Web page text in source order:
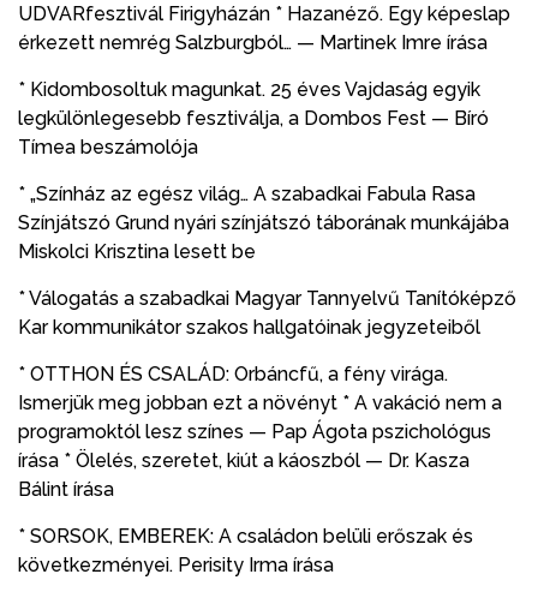
UDVARfesztivál Firigyházán * Hazanéző. Egy képeslap
érkezett nemrég Salzburgból… — Martinek Imre írása
* Kidombosoltuk magunkat. 25 éves Vajdaság egyik
legkülönlegesebb fesztiválja, a Dombos Fest — Bíró
Tímea beszámolója
* „Színház az egész világ… A szabadkai Fabula Rasa
Színjátszó Grund nyári színjátszó táborának munkájába
Miskolci Krisztina lesett be
* Válogatás a szabadkai Magyar Tannyelvű Tanítóképző
Kar kommunikátor szakos hallgatóinak jegyzeteiből
* OTTHON ÉS CSALÁD: Orbáncfű, a fény virága.
Ismerjük meg jobban ezt a növényt * A vakáció nem a
programoktól lesz színes — Pap Ágota pszichológus
írása * Ölelés, szeretet, kiút a káoszból — Dr. Kasza
Bálint írása
* SORSOK, EMBEREK: A családon belüli erőszak és
következményei. Perisity Irma írása